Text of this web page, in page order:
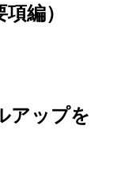
編）
アップを